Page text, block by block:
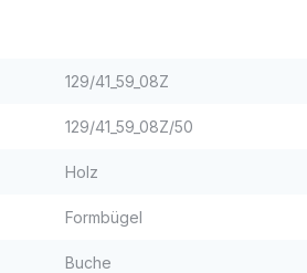
129/41_59_08Z
129/41_59_08Z/50
Holz
Formbügel
Buche